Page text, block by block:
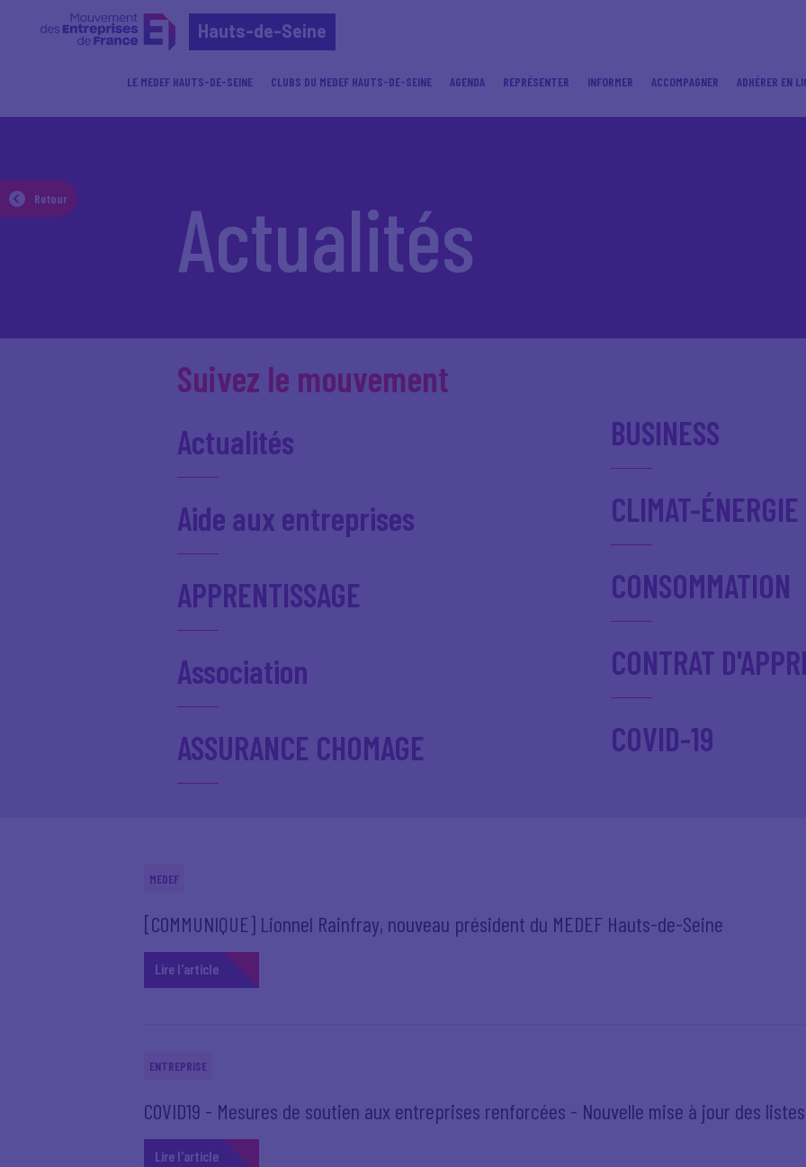
Hauts-de-Seine
LE MEDEF HAUTS-DE-SEINE CLUBS DU MEDEF HAUTS-DE-SEINE AGENDA REPRÉSENTER INFORMER ACCOMPAGNER ADHÉRER EN
Retour Actualités
Suivez le mouvement
Actualités
Aide aux entreprises
APPRENTISSAGE
Association
ASSURANCE CHOMAGE
BUSINESS
CLIMAT-ÉNERGIE
CONSOMMATION
CONTRAT
COVID-19
MEDEF
[COMMUNIQUE] Lionnel Rainfray, nouveau président du MEDEF Hauts-de-Seine
Lire l'article
ENTREPRISE
COVID19 - Mesures de soutien aux entreprises renforcées - Nouvelle mise à jour des listes
Lire l'article